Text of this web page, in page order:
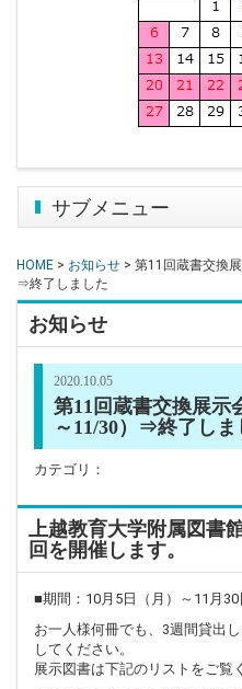
サブメニュー
HOME > お知らせ > 第11回蔵書交換
⇒終了しました
お知らせ
2020.10.05
第11回蔵書交換展示
～11/30）⇒終了しま
カテゴリ：
上越教育大学附属図書
回を開催します。
■期間：10月5日（月）～11月30
お一人様何冊でも、3週間貸出
してください。
展示図書は下記のリストをご覧